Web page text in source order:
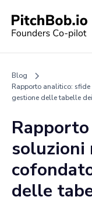
Blog
Rapporto analitico:
gestione delle tabelle
soluzioni
delle